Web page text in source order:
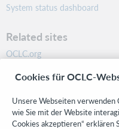
System status dashboard
Related sites
OCLC.org
Community
Research
WebJunction
Developer Network
Cookies für OCLC-
Unsere Webseiten
wie Sie mit der Website
Cookies akzeptieren“ erklären